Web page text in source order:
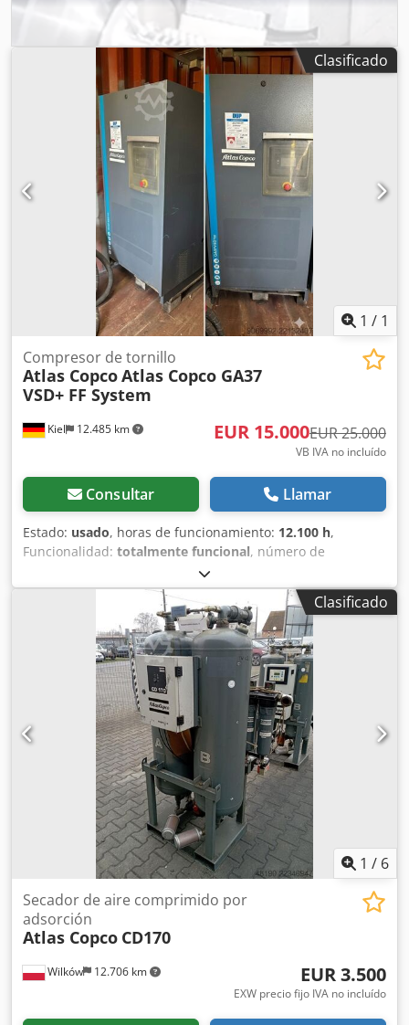
Clasificado
1 / 1
Kiel 12.485 km
Compresor de tornillo
Atlas CopcoAtlas Copco GA37
VSD+ FF System
EUR 15.000EUR 25.000
VB IVA no incluído
Consultar Llamar
Estado: usado, horas de funcionamiento: 12.100 h,
Funcionalidad: totalmente funcional, número de
, Ofrecemos a la venta un
potente compresor industrial de la marca Atlas Copco. El
equipo es de segunda mano, ha sido mantenido
periódicamente por personal especializado y está listo
para su uso inmediato. Datos técnicos: Dcodezdqz Dspfx
Akkek Tipo: GA37 VSD+ FF (tecnología VSD+ para la máxima
eficiencia energética) Horas de funcionamiento: 12.100
horas Estado: De segunda mano, en muy buen estado y
listo para su uso inmediato. El compresor puede ser
inspeccionado y probado en nuestras instalaciones en
Kiel, previa cita.
Clasificado
1 / 6
Wilków 12.706 km
Secador de aire comprimido por
adsorción
Atlas Copco CD170
EUR 3.500
EXW precio fijo IVA no incluído